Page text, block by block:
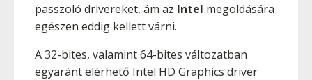
passzoló drivereket, ám az Intel megoldására
egészen eddig kellett várni.
A 32-bites, valamint 64-bites változatban
egyaránt elérhető Intel HD Graphics driver